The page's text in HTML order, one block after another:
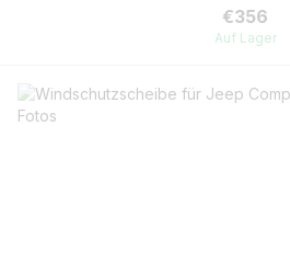
€356
Auf Lager